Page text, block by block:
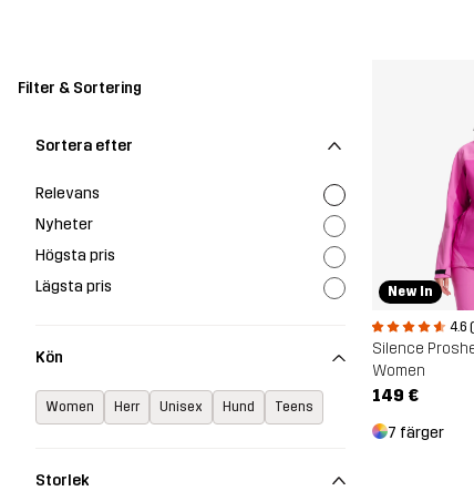
Filter & Sortering
Sortera efter
Relevans
Nyheter
Högsta pris
Lägsta pris
Kön
Women Herr Unisex Hund Teens
Storlek
New In
4.6
Silence
Women
149 €
7 färger